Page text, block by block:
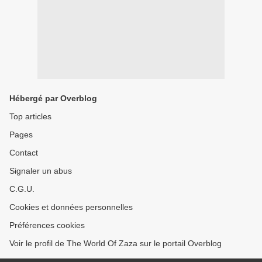
Hébergé par Overblog
Top articles
Pages
Contact
Signaler un abus
C.G.U.
Cookies et données personnelles
Préférences cookies
Voir le profil de The World Of Zaza sur le portail Overblog